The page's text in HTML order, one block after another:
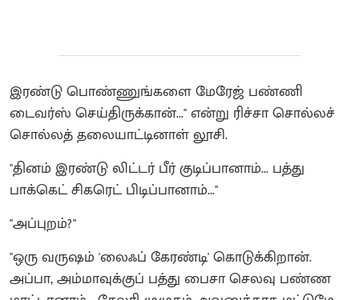
இரண்டு பொண்ணுங்களை மேரேஜ் பண்ணி
டைவர்ஸ் செய்திருக்கான்..." என்று ரிச்சா சொல்லச்
சொல்லத் தலையாட்டினாள் லூசி.
"தினம் இரண்டு லிட்டர் பீர் குடிப்பானாம்... பத்து
பாக்கெட் சிகரெட் பிடிப்பானாம்..."
"அப்புறம்?"
"ஒரு வருஷம் 'லைஃப் கேரண்டி' கொடுக்கிறான்.
அப்பா, அம்மாவுக்குப் பத்து பைசா செலவு பண்ண